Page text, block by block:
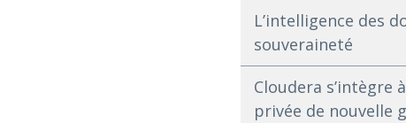
L’intelligence des
souveraineté
Cloudera s’intègre
privée de nouvelle